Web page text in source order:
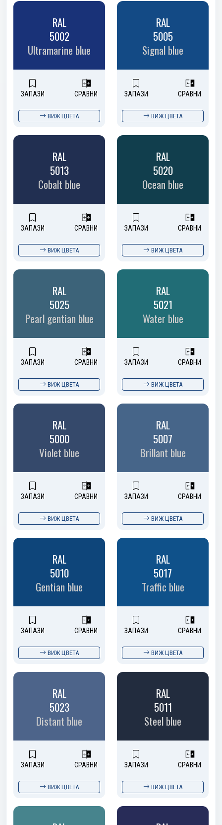
RAL
5002
Ultramarine blue
ЗАПАЗИ СРАВНИ
ВИЖ ЦВЕТА
RAL
5005
Signal blue
ЗАПАЗИ СРАВНИ
ВИЖ ЦВЕТА
RAL
5013
Cobalt blue
ЗАПАЗИ СРАВНИ
ВИЖ ЦВЕТА
RAL
5020
Ocean blue
ЗАПАЗИ СРАВНИ
ВИЖ ЦВЕТА
RAL
5025
Pearl gentian blue
ЗАПАЗИ СРАВНИ
ВИЖ ЦВЕТА
RAL
5021
Water blue
ЗАПАЗИ СРАВНИ
ВИЖ ЦВЕТА
RAL
5000
Violet blue
ЗАПАЗИ СРАВНИ
ВИЖ ЦВЕТА
RAL
5007
Brillant blue
ЗАПАЗИ СРАВНИ
ВИЖ ЦВЕТА
RAL
5010
Gentian blue
ЗАПАЗИ СРАВНИ
ВИЖ ЦВЕТА
RAL
5017
Traffic blue
ЗАПАЗИ СРАВНИ
ВИЖ ЦВЕТА
RAL
5023
Distant blue
ЗАПАЗИ СРАВНИ
ВИЖ ЦВЕТА
RAL
5011
Steel blue
ЗАПАЗИ СРАВНИ
ВИЖ ЦВЕТА